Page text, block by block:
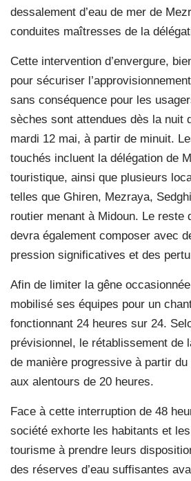
dessalement d’eau de mer de
conduites maîtresses de la
Cette intervention d’envergure,
pour sécuriser
sans conséquence pour les
sèches sont attendues dès la nuit
mardi 12 mai, à partir de minuit.
touchés incluent la délégation de
touristique, ainsi que plusieurs
telles que Ghiren, Mezraya,
routier menant à Midoun. Le reste
devra également composer avec
pression significatives et des
Afin de limiter la gêne
mobilisé ses équipes pour un
fonctionnant 24 heures sur 24.
prévisionnel, le rétablissement de
de manière progressive à partir
aux alentours de 20 heures.
Face à cette interruption de 48
société exhorte les habitants et
tourisme à prendre leurs
des réserves d’eau suffisantes